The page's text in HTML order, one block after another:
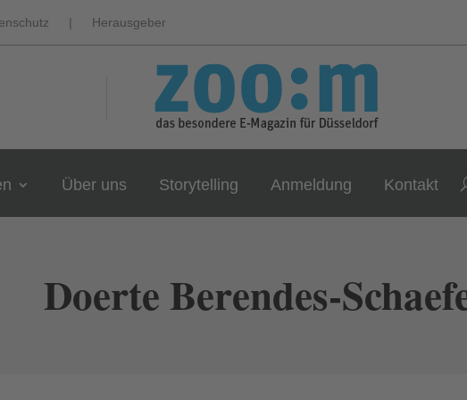
| Herausgeber
Über uns Storytelling Anmeldung Kontakt
Doerte Berendes-